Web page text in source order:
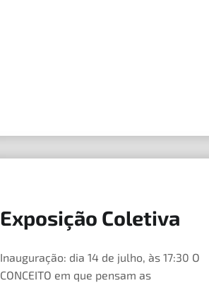
Exposição Coletiva
Inauguração: dia 14 de julho, às 17:30 O
CONCEITO em que pensam as
14 de Maio, 2026